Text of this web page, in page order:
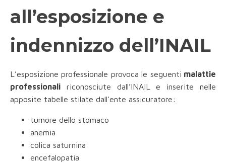
all’esposizione e
indennizzo dell’INAIL
L’esposizione professionale provoca le seguenti malattie
professionali riconosciute dall’INAIL e inserite nelle
apposite tabelle stilate dall’ente assicuratore:
tumore dello stomaco
anemia
colica saturnina
encefalopatia